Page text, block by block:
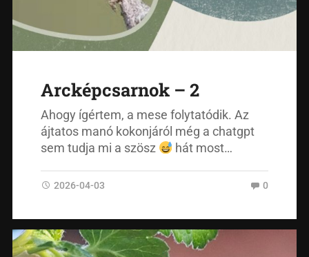
Arcképcsarnok – 2
Ahogy ígértem, a mese folytatódik. Az
ájtatos manó kokonjáról még a chatgpt
sem tudja mi a szösz
hát most…
2026-04-03 0